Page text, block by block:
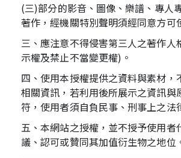
(三)部分的影音、圖像、樂譜、專人
著作，經機關特別聲明須經同意方可
三、應注意不得侵害第三人之著作人
示權及禁止不當變更權)。
四、使用本授權提供之資料與素材，
相關資訊，若利用後所展示之資訊與
符，使用者須自負民事、刑事上之法
五、本網站之授權，並不授予使用者
議、認可或贊同其加值衍生物之地位